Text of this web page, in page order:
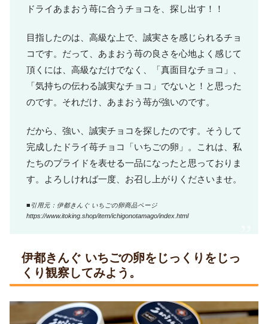
ドライあまおう苺に合うチョコを、探し出す！！
目指したのは、高級な上で、誠実さを感じられるチョ
コです。だって、あまおう苺の良さを心地よく感じて
頂くには、高級なだけでなく、「真面目なチョコ」、
「気持ちの伝わる誠実なチョコ」でないと！と思った
のです。それだけ、あまおう苺が強いのです。
だから、強い、誠実チョコを探したのです。そうして
完成したドライ苺チョコ「いちごの卵」。これは、私
たちのプライドを表せる一品になったと思っておりま
す。よろしければ一度、お召し上がりくださいませ。
■引用元：伊都きんぐ いちごの卵商品ページ
https://www.itoking.shop/item/ichigonotamago/index.html
伊都きんぐ いちごの卵をじっくりをじっ
くり観察してみよう。